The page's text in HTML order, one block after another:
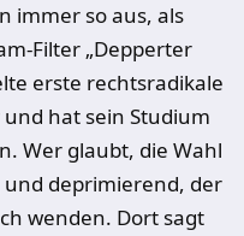
immer so aus, als
Filter „Depperter
erste rechtsradikale
hat sein Studium
Wer glaubt, die Wahl
und deprimierend, der
wenden. Dort sagt